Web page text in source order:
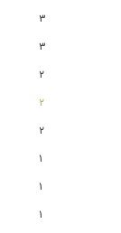
٣
٣
٢
٢
٢
١
١
١